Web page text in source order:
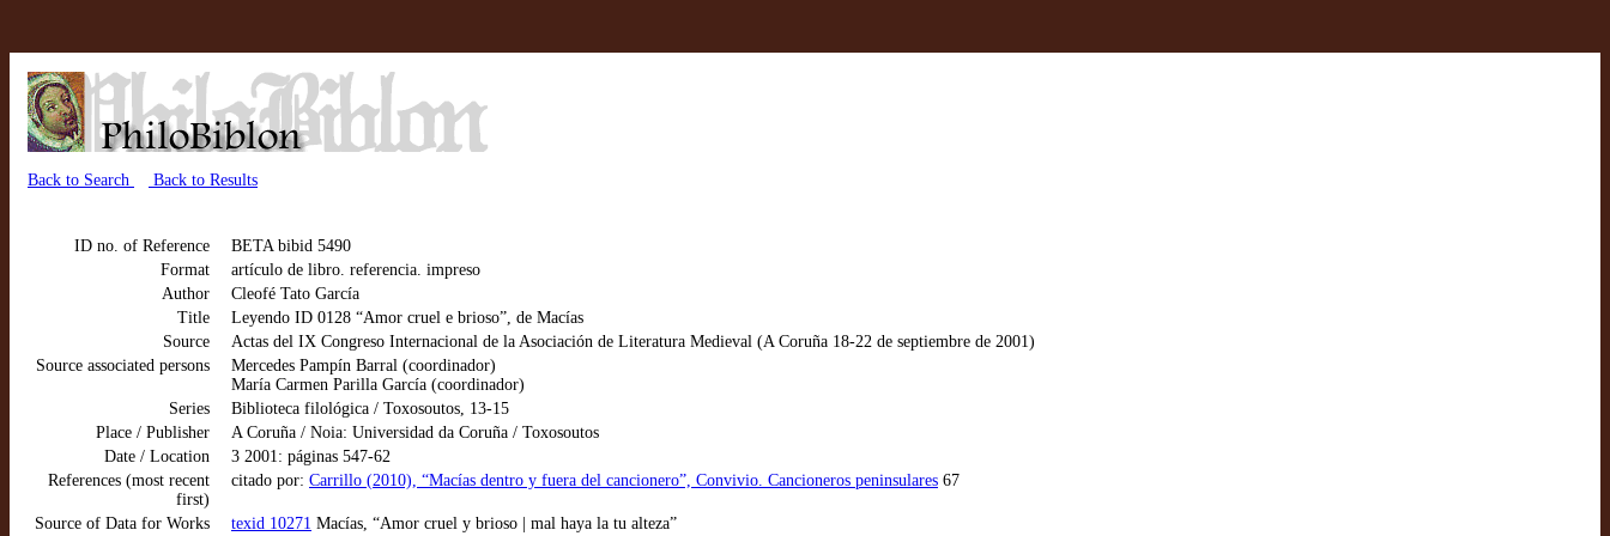
Back to Search Back to Results
ID no. of Reference
BETA bibid 5490
Format
artículo de libro. referencia. impreso
Author
Cleofé Tato García
Title
Leyendo ID 0128 “Amor cruel e brioso”, de Macías
Source
Actas del IX Congreso Internacional de la Asociación de Literatura Medieval (A Coruña 18-22 de septiembre de 2001)
Source associated persons
Mercedes Pampín Barral (coordinador)
María Carmen Parilla García (coordinador)
Series
Biblioteca filológica / Toxosoutos, 13-15
Place / Publisher
A Coruña / Noia: Universidad da Coruña / Toxosoutos
Date / Location
3 2001: páginas 547-62
References (most recent
first)
citado por: Carrillo (2010), “Macías dentro y fuera del cancionero”, Convivio. Cancioneros peninsulares 67
Source of Data for Works texid 10271 Macías, “Amor cruel y brioso | mal haya la tu alteza”